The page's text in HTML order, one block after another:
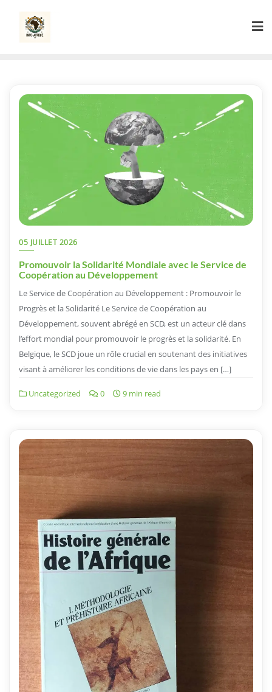
content
05 JUILLET 2026
Promouvoir la Solidarité Mondiale avec le Service de
Coopération au Développement
Le Service de Coopération au Développement : Promouvoir le
Progrès et la Solidarité Le Service de Coopération au
Développement, souvent abrégé en SCD, est un acteur clé dans
l’effort mondial pour promouvoir le progrès et la solidarité. En
Belgique, le SCD joue un rôle crucial en soutenant des initiatives
visant à améliorer les conditions de vie dans les pays en […]
Uncategorized 0 9 min read